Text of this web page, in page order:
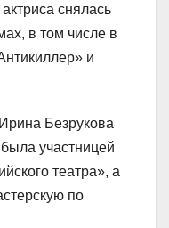
снялась
в том числе в
и
Безрукова
участницей
театра», а
по